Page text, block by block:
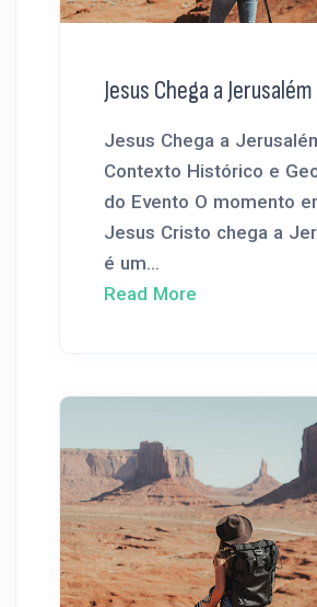
Jesus Chega a Jerusalém
Jesus Chega a
Contexto Histórico e
do Evento O momento
Jesus Cristo chega a
é um...
Read More